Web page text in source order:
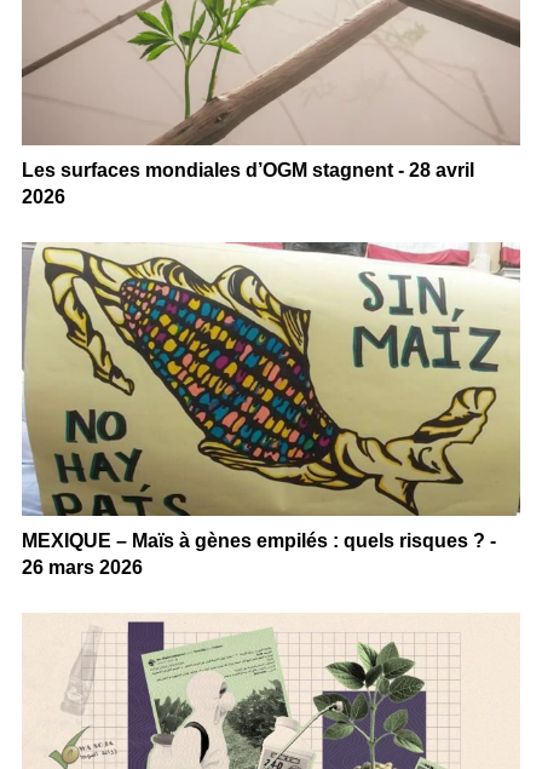
Les surfaces mondiales d’OGM stagnent - 28 avril
2026
MEXIQUE – Maïs à gènes empilés : quels risques ? -
26 mars 2026